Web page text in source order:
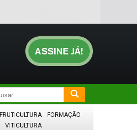
FRUTICULTURA
FORMAÇÃO
VITICULTURA